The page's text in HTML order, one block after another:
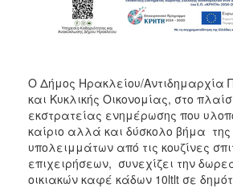
Ο Δήμος Ηρακλείου/Αντιδημαρχία
και Κυκλικής Οικονομίας, στο
εκστρατείας ενημέρωσης που
καίριο αλλά και δύσκολο βήμα
υπολειμμάτων από τις κουζίνες
επιχειρήσεων, συνεχίζει την
οικιακών καφέ κάδων 10ltlt σε